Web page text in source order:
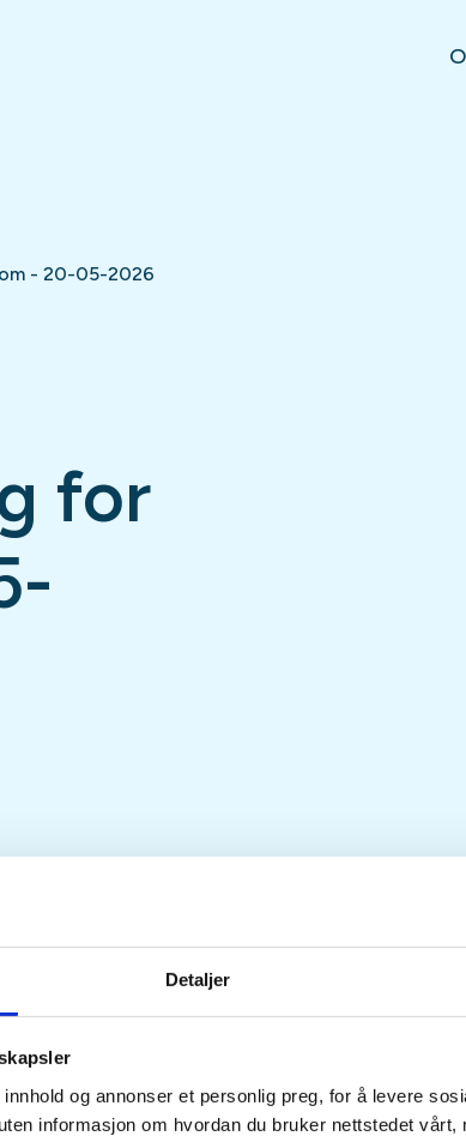
Detaljer
og annonser et personlig preg, for å levere
informasjon om hvordan du bruker nettstedet vårt,
- 20-05-2026
for
- 19.00
Arrangør
ungdom i Bygland.